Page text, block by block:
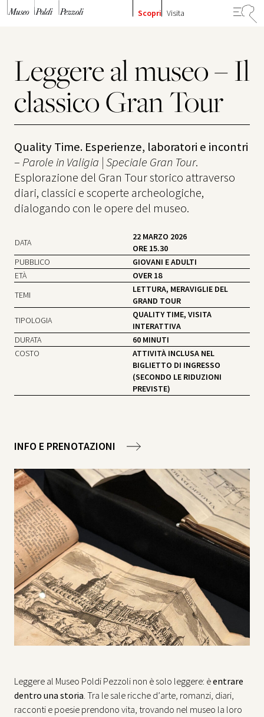
Vai al contenuto
Scopri Visita
Leggere al museo – Il
classico Gran Tour
Quality Time. Esperienze, laboratori e incontri
–Parole in Valigia | Speciale Gran Tour.
Esplorazione del Gran Tour storico attraverso
diari, classici e scoperte archeologiche,
dialogando con le opere del museo.
DATA
22 MARZO 2026
ORE 15.30
PUBBLICO
GIOVANI E ADULTI
ETÀ
OVER 18
TEMI
LETTURA, MERAVIGLIE DEL
GRAND TOUR
TIPOLOGIA
QUALITY TIME, VISITA
INTERATTIVA
DURATA
60 MINUTI
COSTO
ATTIVITÀ INCLUSA NEL
BIGLIETTO DI INGRESSO
(SECONDO LE RIDUZIONI
PREVISTE)
INFO E PRENOTAZIONI
Leggere al Museo Poldi Pezzoli non è solo leggere: èentrare
dentro una storia. Tra le sale ricche d’arte, romanzi, diari,
racconti e poesie prendono vita, trovando nel museo la loro